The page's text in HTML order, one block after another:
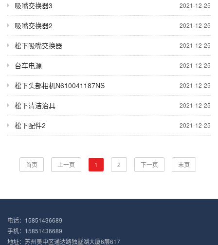
2021-12-25
吸嘴交换器3
2021-12-25
吸嘴交换器2
2021-12-25
松下吸嘴交换器
2021-12-25
台车电源
2021-12-25
松下头部相机N610041187NS
2021-12-25
松下清洁治具
2021-12-25
松下配件2
首页 上一页 1 2 下一页 末页
电话：15851436689
手机：15851436689
地址：苏州吴中区通达路独墅湖大厦6层617